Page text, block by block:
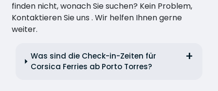
finden nicht, wonach Sie suchen? Kein Problem,
Kontaktieren Sie uns . Wir helfen Ihnen gerne
weiter.
Was sind die Check-in-Zeiten für
Corsica Ferries ab Porto Torres?